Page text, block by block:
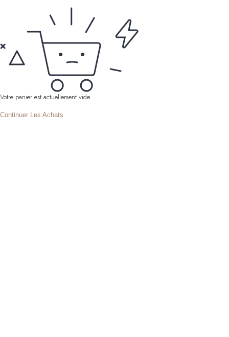
Votre panier est actuellement vide
Continuer Les Achats